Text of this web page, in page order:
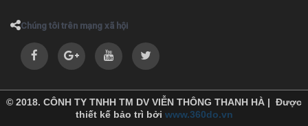
Chúng tôi trên mạng xã hội
© 2018. CÔNH TY TNHH TM DV VIỄN THÔNG THANH HÀ | Được
thiết kế bảo trì bởi www.360do.vn